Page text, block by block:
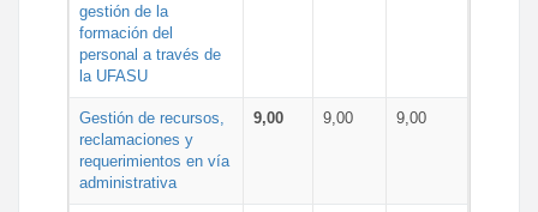
gestión de la
formación del
personal a través de
la UFASU
Gestión de recursos,
reclamaciones y
requerimientos en vía
administrativa
9,00 9,00 9,00